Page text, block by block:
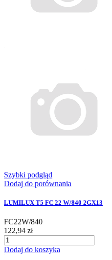
Szybki podgląd
Dodaj do porównania
LUMILUX T5 FC 22 W/840 2GX13
FC22W/840
122,94 zł
Dodaj do koszyka